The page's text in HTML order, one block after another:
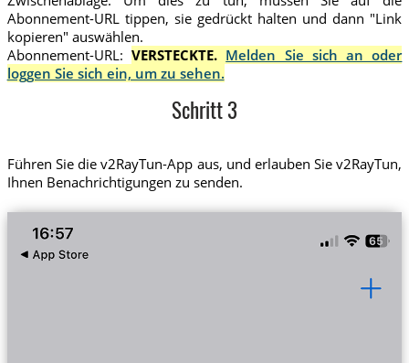
Abonnement-URL tippen, sie gedrückt halten und dann "Link
kopieren" auswählen.
Abonnement-URL: VERSTECKTE. Melden Sie sich an oder
loggen Sie sich ein, um zu sehen.
Schritt 3
Führen Sie die v2RayTun-App aus, und erlauben Sie v2RayTun,
Ihnen Benachrichtigungen zu senden.